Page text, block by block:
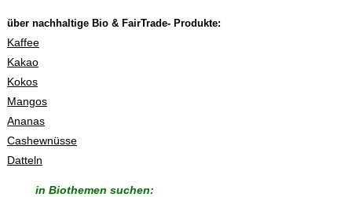
über nachhaltige Bio & FairTrade- Produkte:
Kaffee
Kakao
Kokos
Mangos
Ananas
Cashewnüsse
Datteln
in Biothemen suchen: